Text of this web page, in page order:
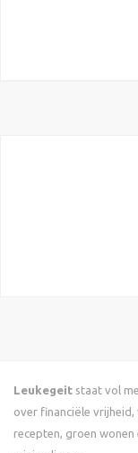
Leukegeit staat vol
over financiële vrijheid,
recepten, groen wonen